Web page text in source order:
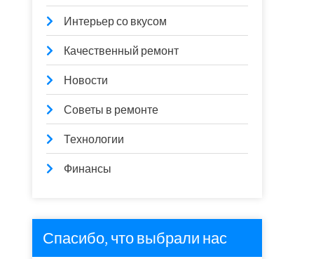
Интерьер со вкусом
Качественный ремонт
Новости
Советы в ремонте
Технологии
Финансы
Спасибо, что выбрали нас